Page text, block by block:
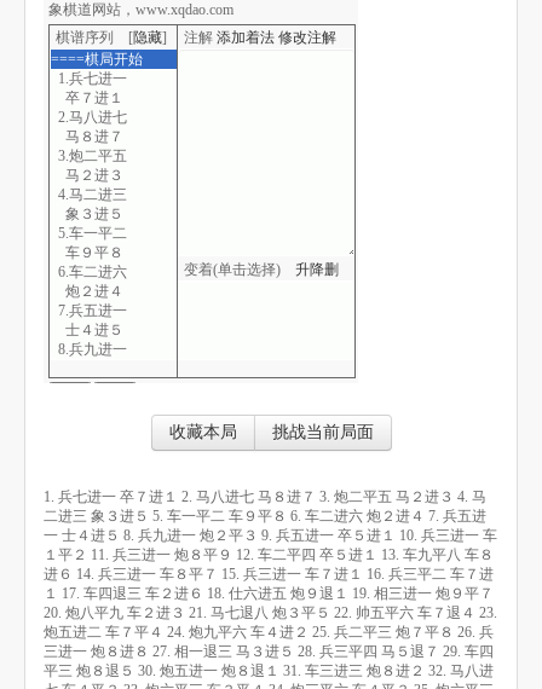
棋谱序列 [隐藏]
====棋局开始
1.兵七进一
卒７进１
2.马八进七
马８进７
3.炮二平五
马２进３
4.马二进三
象３进５
5.车一平二
车９平８
6.车二进六
炮２进４
7.兵五进一
士４进５
8.兵九进一
9.兵五进一
12.车二平四
卒５进１
13.车九平八
车８进６
14.兵三进一
车８平７
15.兵三进一
车７进１
16.兵三平二
车７进１
注解 添加着法 修改注解
变着(单击选择) 升降删
象棋道网站，www.xqdao.com
收藏本局 挑战当前局面
1. 兵七进一 卒７进１ 2. 马八进七 马８进７ 3. 炮二平五 马２进３ 4. 马
二进三 象３进５ 5. 车一平二 车９平８ 6. 车二进六 炮２进４ 7. 兵五进
一 士４进５ 8. 兵九进一 炮２平３ 9. 兵五进一 卒５进１ 10. 兵三进一 车
１平２ 11. 兵三进一 炮８平９ 12. 车二平四 卒５进１ 13. 车九平八 车８
进６ 14. 兵三进一 车８平７ 15. 兵三进一 车７进１ 16. 兵三平二 车７进
１ 17. 车四退三 车２进６ 18. 仕六进五 炮９退１ 19. 相三进一 炮９平７
20. 炮八平九 车２进３ 21. 马七退八 炮３平５ 22. 帅五平六 车７退４ 23.
炮五进二 车７平４ 24. 炮九平六 车４进２ 25. 兵二平三 炮７平８ 26. 兵
三进一 炮８进８ 27. 相一退三 马３进５ 28. 兵三平四 马５退７ 29. 车四
平三 炮８退５ 30. 炮五进一 炮８退１ 31. 车三进三 炮８进２ 32. 马八进